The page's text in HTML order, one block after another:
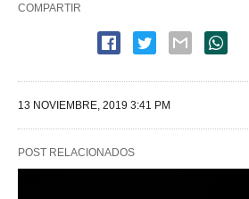
COMPARTIR
13 NOVIEMBRE, 2019 3:41 PM
POST RELACIONADOS